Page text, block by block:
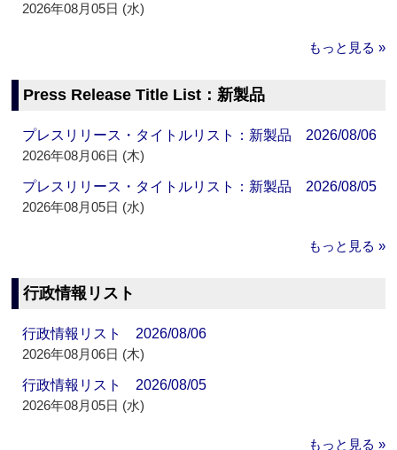
2026年08月05日 (水)
もっと見る »
Press Release Title List：新製品
プレスリリース・タイトルリスト：新製品 2026/08/06
2026年08月06日 (木)
プレスリリース・タイトルリスト：新製品 2026/08/05
2026年08月05日 (水)
もっと見る »
行政情報リスト
行政情報リスト 2026/08/06
2026年08月06日 (木)
行政情報リスト 2026/08/05
2026年08月05日 (水)
もっと見る »